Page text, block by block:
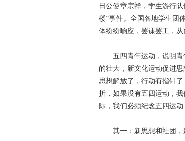
日公使章宗祥，学生游行
楼”事件。全国各地学生团
体纷纷响应，罢课罢工，
五四青年运动，说明青
的壮大，新文化运动促进
思想解放了，行动有指针
折，如果没有五四运动，
际，我们必须纪念五四运
其一：新思想和社团，